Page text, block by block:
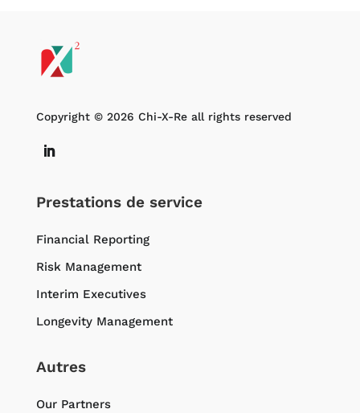
Copyright © 2026 Chi-X-Re all rights reserved
Prestations de service
Financial Reporting
Risk Management
Interim Executives
Longevity Management
Autres
Our Partners